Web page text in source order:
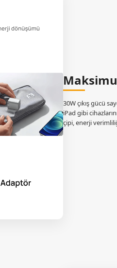
30W çıkış gücü
iPad gibi
çipi, enerji